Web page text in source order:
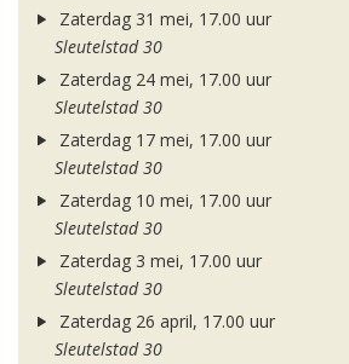
Zaterdag 31 mei, 17.00 uur
Sleutelstad 30
Zaterdag 24 mei, 17.00 uur
Sleutelstad 30
Zaterdag 17 mei, 17.00 uur
Sleutelstad 30
Zaterdag 10 mei, 17.00 uur
Sleutelstad 30
Zaterdag 3 mei, 17.00 uur
Sleutelstad 30
Zaterdag 26 april, 17.00 uur
Sleutelstad 30